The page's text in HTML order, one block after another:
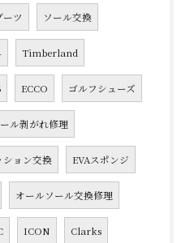
ツ ソール交換
Timberland
ECCO ゴルフシューズ
ル剥がれ修理
ション交換 EVAスポンジ
オールソール交換修理
ICON Clarks